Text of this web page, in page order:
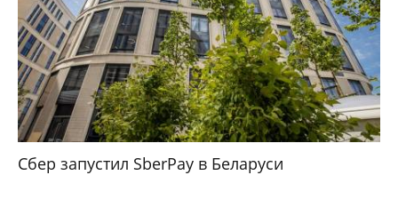
Сбер запустил SberPay в Беларуси